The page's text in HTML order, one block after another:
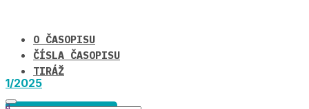
O ČASOPISU
ČÍSLA ČASOPISU
TIRÁŽ
1/2025